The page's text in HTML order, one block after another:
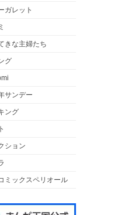
ガレット
きな主婦たち
グ
サンデー
ング
ション
ミックスペリオール